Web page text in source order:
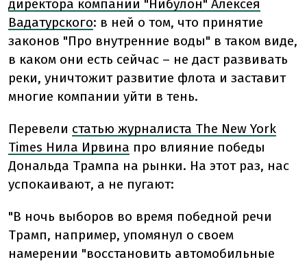
директора компании "Нибулон" Алексея
Вадатурского: в ней о том, что принятие
законов "Про внутренние воды" в таком виде,
в каком они есть сейчас – не даст развивать
реки, уничтожит развитие флота и заставит
многие компании уйти в тень.
Перевели статью журналиста The New York
Times Нила Ирвина про влияние победы
Дональда Трампа на рынки. На этот раз, нас
успокаивают, а не пугают:
"В ночь выборов во время победной речи
Трамп, например, упомянул о своем
намерении "восстановить автомобильные